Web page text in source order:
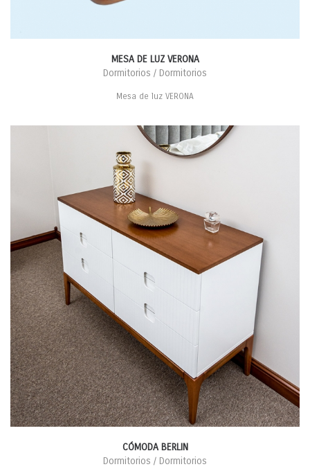
MESA DE LUZ VERONA
Dormitorios / Dormitorios
Mesa de luz VERONA
CÓMODA BERLIN
Dormitorios / Dormitorios